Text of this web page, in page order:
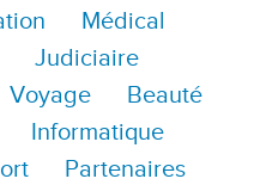
Médical
Judiciaire
Voyage
Beauté
Informatique
Partenaires